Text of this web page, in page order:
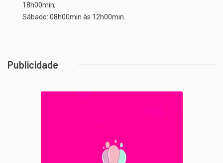
18h00min;
Sábado: 08h00min às 12h00min.
Publicidade